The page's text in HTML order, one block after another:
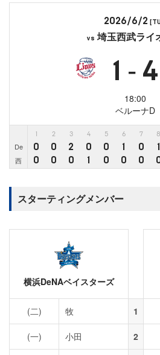
2026/6/2
vs 埼玉西武ライ
1 - 4
18:00
ベルーナD
2 3 4 5 6 7 8
De 0 0 2 0 0 1 0 1
西 0 0 0 1 0 0 0
スターティングメンバー
横浜DeNAベイスターズ
(二) 牧 1
(一) 小田 2